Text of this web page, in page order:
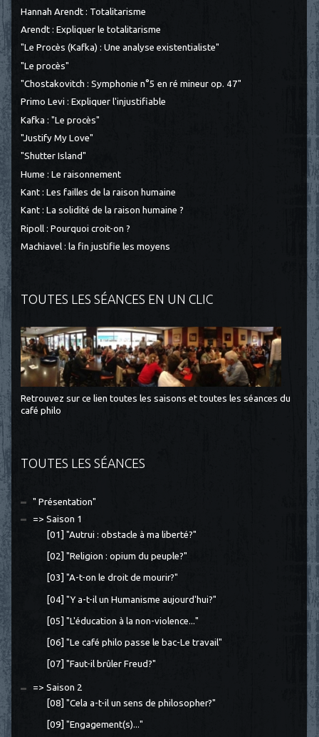
Hannah Arendt : Totalitarisme
Arendt : Expliquer le totalitarisme
"Le Procès (Kafka) : Une analyse existentialiste"
"Le procès"
"Chostakovitch : Symphonie n°5 en ré mineur op. 47"
Primo Levi : Expliquer l'injustifiable
Kafka : "Le procès"
"Justify My Love"
"Shutter Island"
Hume : Le raisonnement
Kant : Les failles de la raison humaine
Kant : La solidité de la raison humaine ?
Ripoll : Pourquoi croit-on ?
Machiavel : la fin justifie les moyens
TOUTES LES SÉANCES EN UN CLIC
Retrouvez sur ce lien toutes les saisons et toutes les séances du
café philo
TOUTES LES SÉANCES
" Présentation"
=> Saison 1
[01] "Autrui : obstacle à ma liberté?"
[02] "Religion : opium du peuple?"
[03] "A-t-on le droit de mourir?"
[04] "Y a-t-il un Humanisme aujourd'hui?"
[05] "L'éducation à la non-violence..."
[06] "Le café philo passe le bac-Le travail"
[07] "Faut-il brûler Freud?"
=> Saison 2
[08] "Cela a-t-il un sens de philosopher?"
[09] "Engagement(s)..."